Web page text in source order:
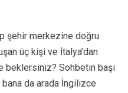
şehir merkezine doğru
üç kişi ve İtalya’dan
beklersiniz? Sohbetin başı
da arada İngilizce